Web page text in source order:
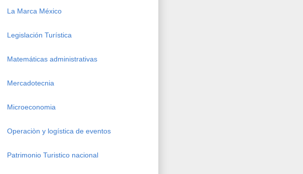
La Marca México
Legislación Turística
Matemáticas administrativas
Mercadotecnia
Microeconomia
Operaciòn y logística de eventos
Patrimonio Turistico nacional